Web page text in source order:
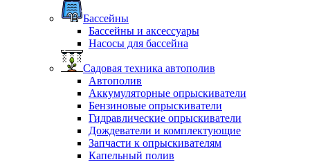
Бассейны
Бассейны и аксессуары
Насосы для бассейна
Садовая техника автополив
Автополив
Аккумуляторные опрыскиватели
Бензиновые опрыскиватели
Гидравлические опрыскиватели
Дождеватели и комплектующие
Запчасти к опрыскивателям
Капельный полив